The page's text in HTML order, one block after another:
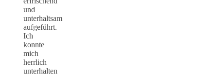
und
unterhaltsam
aufgeführt.
Ich
konnte
mich
herrlich
unterhalten